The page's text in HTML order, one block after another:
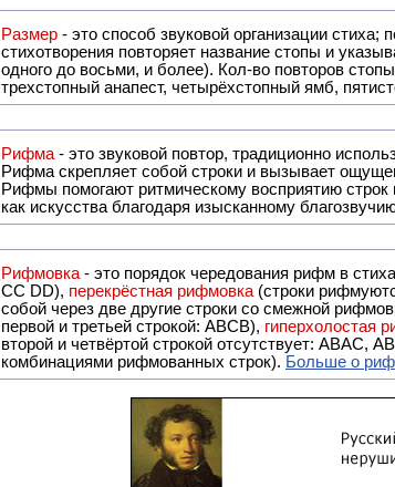
Размер - это способ звуковой организации
стихотворения повторяет название стопы и
одного до восьми, и более). Кол-во повторов
трехстопный анапест, четырёхстопный ямб,
Рифма
- это звуковой повтор,
Рифма скрепляет собой строки и вызывает
Рифмы помогают ритмическому восприятию
как искусства благодаря изысканному
Рифмовка - это порядок чередования рифм в
СС DD), перекрёстная рифмовка (строки
собой через две другие строки со смежной
первой и третьей строкой: АBCB), гиперхолостая
второй и четвёртой строкой отсутствует: ABAC, ABCA, AABC), смешанная или вольная рифмовка (рифмовка в
комбинациями рифмованных строк). Больше о